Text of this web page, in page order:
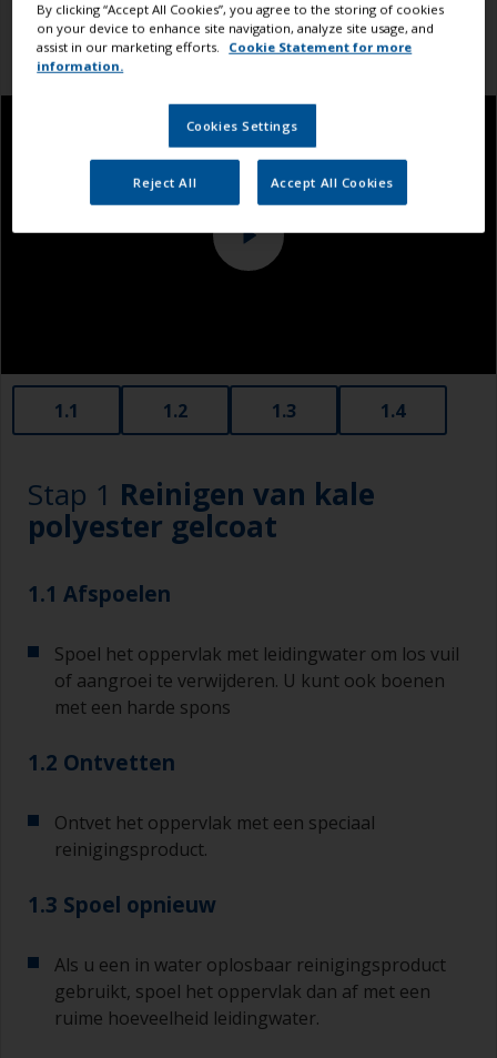
1.1 1.2 1.3 1.4
Stap 1 Reinigen van kale
polyester gelcoat
1.1 Afspoelen
Spoel het oppervlak met leidingwater om los vuil
of aangroei te verwijderen. U kunt ook boenen
met een harde spons
1.2 Ontvetten
Ontvet het oppervlak met een speciaal
reinigingsproduct.
1.3 Spoel opnieuw
Als u een in water oplosbaar reinigingsproduct
gebruikt, spoel het oppervlak dan af met een
ruime hoeveelheid leidingwater.
By clicking “Accept All Cookies”, you agree to the storing of cookies
on your device to enhance site navigation, analyze site usage, and
assist in our marketing efforts.
Cookie Statement for more
information.
Cookies Settings
Reject All Accept All Cookies